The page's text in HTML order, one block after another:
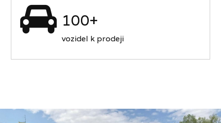
100+
vozidel k prodeji